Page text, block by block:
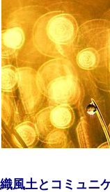
風土とコミュニ